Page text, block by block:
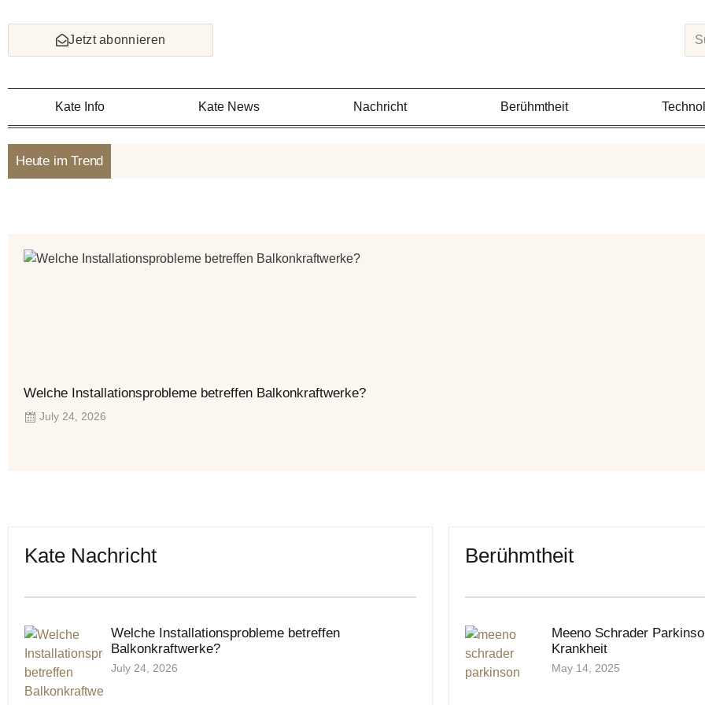
to
Jetzt abonnieren
Kate Info Kate News Nachricht Berühmtheit
Heute im Trend
Welche Installationsprobleme betreffen Balkonkraftwerke?
Posted
July 24, 2026
Kate Nachricht
Welche Installationsprobleme betreffen
Balkonkraftwerke?
July 24, 2026
Berühmtheit
Meeno Schrader
Krankheit
May 14, 2025